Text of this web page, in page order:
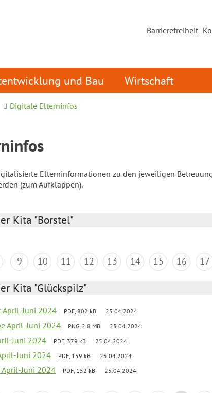
Barrierefreiheit
und Bau Wirtschaft
Digitale Elterninfos
Elterninformationen zu den jeweiligen
(zum Aufklappen).
Kita "Borstel"
9 10 11 12 13 14 15 16 17
Kita "Glückspilz"
April-Juni 2024 PDF, 802 kB 25.04.2024
April-Juni 2024 PNG, 2.8 MB 25.04.2024
Juni 2024 PDF, 379 kB 25.04.2024
Juni 2024 PDF, 159 kB 25.04.2024
April-Juni 2024 PDF, 152 kB 25.04.2024